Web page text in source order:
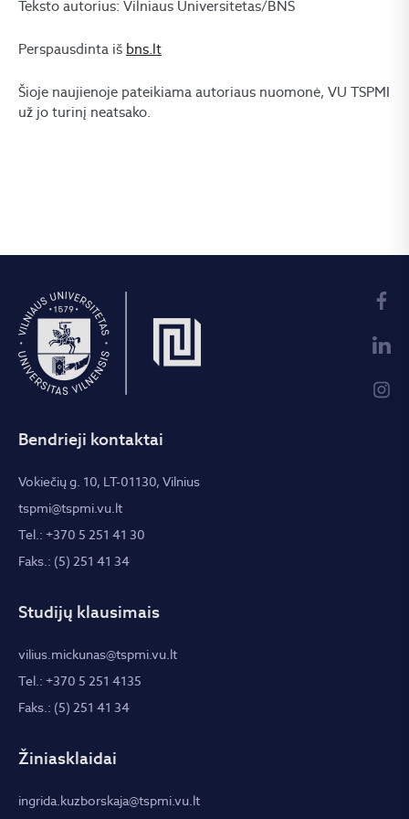
Teksto autorius: Vilniaus Universitetas/BNS
Perspausdinta iš bns.lt
Šioje naujienoje pateikiama autoriaus nuomonė, VU TSPMI
už jo turinį neatsako.
Bendrieji kontaktai
Vokiečių g. 10, LT-01130, Vilnius
tspmi@tspmi.vu.lt
Tel.: +370 5 251 41 30
Faks.: (5) 251 41 34
Studijų klausimais
vilius.mickunas@tspmi.vu.lt
Tel.: +370 5 251 4135
Faks.: (5) 251 41 34
Žiniasklaidai
ingrida.kuzborskaja@tspmi.vu.lt